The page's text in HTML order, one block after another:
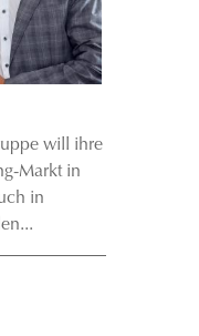
will ihre
Markt in
in